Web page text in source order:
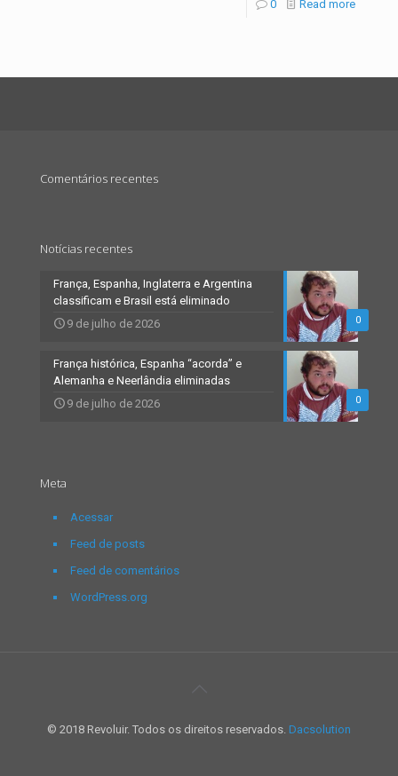
0 Read more
Comentários recentes
Notícias recentes
0
França, Espanha, Inglaterra e Argentina
classificam e Brasil está eliminado
9 de julho de 2026
0
França histórica, Espanha “acorda” e
Alemanha e Neerlândia eliminadas
9 de julho de 2026
Meta
Acessar
Feed de posts
Feed de comentários
WordPress.org
© 2018 Revoluir. Todos os direitos reservados. Dacsolution